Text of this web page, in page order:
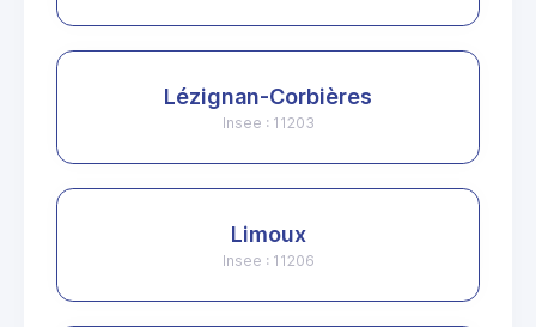
Lézignan-Corbières
Insee : 11203
Limoux
Insee : 11206